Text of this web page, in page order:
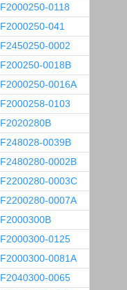
F2000250-0118
F2000250-041
F2450250-0002
F200250-0018B
F2000250-0016A
F2000258-0103
F2020280B
F248028-0039B
F2480280-0002B
F2200280-0003C
F2200280-0007A
F2000300B
F2000300-0125
F2000300-0081A
F2040300-0065